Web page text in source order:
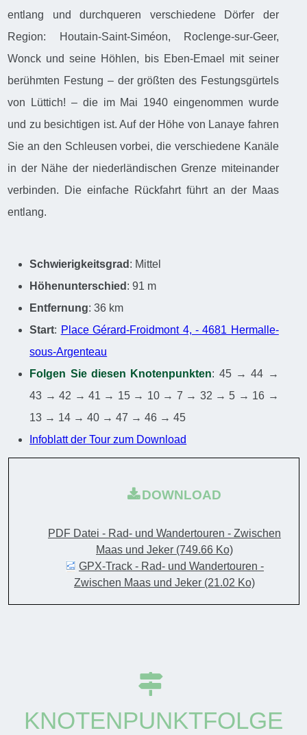
entlang und durchqueren verschiedene Dörfer der
Region: Houtain-Saint-Siméon, Roclenge-sur-Geer,
Wonck und seine Höhlen, bis Eben-Emael mit seiner
berühmten Festung – der größten des Festungsgürtels
von Lüttich! – die im Mai 1940 eingenommen wurde
und zu besichtigen ist. Auf der Höhe von Lanaye fahren
Sie an den Schleusen vorbei, die verschiedene Kanäle
in der Nähe der niederländischen Grenze miteinander
verbinden. Die einfache Rückfahrt führt an der Maas
entlang.
Schwierigkeitsgrad : Mittel
Höhenunterschied : 91 m
Entfernung: 36 km
Start: Place Gérard-Froidmont 4, - 4681 Hermalle-
sous-Argenteau
Folgen Sie diesen Knotenpunkten: 45 → 44 →
43 → 42 → 41 → 15 → 10 → 7 → 32 → 5 → 16 →
13 → 14 → 40 → 47 → 46 → 45
Infoblatt der Tour zum Download
DOWNLOAD
PDF Datei - Rad- und Wandertouren - Zwischen
Maas und Jeker (749.66 Ko)
GPX-Track - Rad- und Wandertouren -
Zwischen Maas und Jeker (21.02 Ko)
KNOTENPUNKTFOLGE